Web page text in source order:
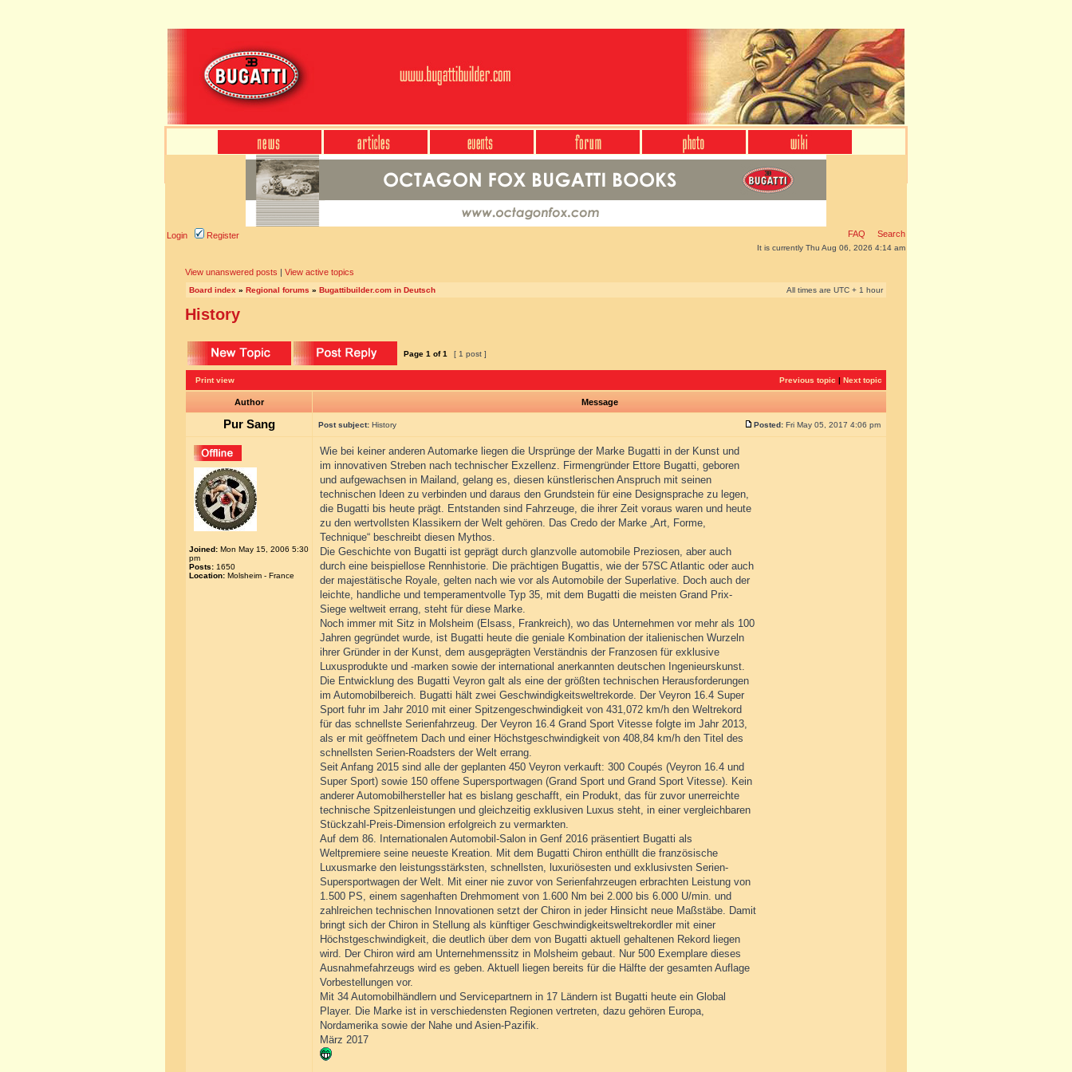
Login Register FAQ Search
It is currently Thu Aug 06, 2026 4:14 am
View unanswered posts | View active topics
Board index » Regional forums » Bugattibuilder.com in Deutsch All times are UTC + 1 hour
History
Page 1 of1 [ 1 post ]
Print view Previous topic | Next topic
Author Message
Pur Sang Post subject: History Posted: Fri May 05, 2017 4:06 pm
Joined: Mon May 15, 2006 5:30
pm
Posts: 1650
Location: Molsheim - France
Wie bei keiner anderen Automarke liegen die Ursprünge der Marke Bugatti in der Kunst und
im innovativen Streben nach technischer Exzellenz. Firmengründer Ettore Bugatti, geboren
und aufgewachsen in Mailand, gelang es, diesen künstlerischen Anspruch mit seinen
technischen Ideen zu verbinden und daraus den Grundstein für eine Designsprache zu legen,
die Bugatti bis heute prägt. Entstanden sind Fahrzeuge, die ihrer Zeit voraus waren und heute
zu den wertvollsten Klassikern der Welt gehören. Das Credo der Marke „Art, Forme,
Technique“ beschreibt diesen Mythos.
Die Geschichte von Bugatti ist geprägt durch glanzvolle automobile Preziosen, aber auch
durch eine beispiellose Rennhistorie. Die prächtigen Bugattis, wie der 57SC Atlantic oder auch
der majestätische Royale, gelten nach wie vor als Automobile der Superlative. Doch auch der
leichte, handliche und temperamentvolle Typ 35, mit dem Bugatti die meisten Grand Prix-
Siege weltweit errang, steht für diese Marke.
Noch immer mit Sitz in Molsheim (Elsass, Frankreich), wo das Unternehmen vor mehr als 100
Jahren gegründet wurde, ist Bugatti heute die geniale Kombination der italienischen Wurzeln
ihrer Gründer in der Kunst, dem ausgeprägten Verständnis der Franzosen für exklusive
Luxusprodukte und -marken sowie der international anerkannten deutschen Ingenieurskunst.
Die Entwicklung des Bugatti Veyron galt als eine der größten technischen Herausforderungen
im Automobilbereich. Bugatti hält zwei Geschwindigkeitsweltrekorde. Der Veyron 16.4 Super
Sport fuhr im Jahr 2010 mit einer Spitzengeschwindigkeit von 431,072 km/h den Weltrekord
für das schnellste Serienfahrzeug. Der Veyron 16.4 Grand Sport Vitesse folgte im Jahr 2013,
als er mit geöffnetem Dach und einer Höchstgeschwindigkeit von 408,84 km/h den Titel des
schnellsten Serien-Roadsters der Welt errang.
Seit Anfang 2015 sind alle der geplanten 450 Veyron verkauft: 300 Coupés (Veyron 16.4 und
Super Sport) sowie 150 offene Supersportwagen (Grand Sport und Grand Sport Vitesse). Kein
anderer Automobilhersteller hat es bislang geschafft, ein Produkt, das für zuvor unerreichte
technische Spitzenleistungen und gleichzeitig exklusiven Luxus steht, in einer vergleichbaren
Stückzahl-Preis-Dimension erfolgreich zu vermarkten.
Auf dem 86. Internationalen Automobil-Salon in Genf 2016 präsentiert Bugatti als
Weltpremiere seine neueste Kreation. Mit dem Bugatti Chiron enthüllt die französische
Luxusmarke den leistungsstärksten, schnellsten, luxuriösesten und exklusivsten Serien-
Supersportwagen der Welt. Mit einer nie zuvor von Serienfahrzeugen erbrachten Leistung von
1.500 PS, einem sagenhaften Drehmoment von 1.600 Nm bei 2.000 bis 6.000 U/min. und
zahlreichen technischen Innovationen setzt der Chiron in jeder Hinsicht neue Maßstäbe. Damit
bringt sich der Chiron in Stellung als künftiger Geschwindigkeitsweltrekordler mit einer
Höchstgeschwindigkeit, die deutlich über dem von Bugatti aktuell gehaltenen Rekord liegen
wird. Der Chiron wird am Unternehmenssitz in Molsheim gebaut. Nur 500 Exemplare dieses
Ausnahmefahrzeugs wird es geben. Aktuell liegen bereits für die Hälfte der gesamten Auflage
Vorbestellungen vor.
Mit 34 Automobilhändlern und Servicepartnern in 17 Ländern ist Bugatti heute ein Global
Player. Die Marke ist in verschiedensten Regionen vertreten, dazu gehören Europa,
Nordamerika sowie der Nahe und Asien-Pazifik.
März 2017